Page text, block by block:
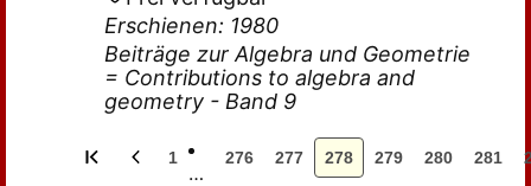
Erschienen: 1980
Beiträge zur Algebra und Geometrie
= Contributions to algebra and
geometry - Band 9
1
…
276 277 278 279 280 281